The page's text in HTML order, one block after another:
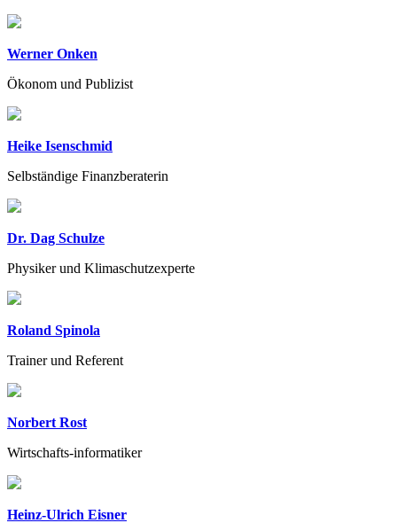
Werner Onken
Ökonom und Publizist
Heike Isenschmid
Selbständige Finanzberaterin
Dr. Dag Schulze
Physiker und Klimaschutzexperte
Roland Spinola
Trainer und Referent
Norbert Rost
Wirtschafts-informatiker
Heinz-Ulrich Eisner